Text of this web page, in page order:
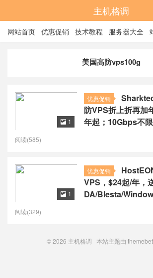
主机格调
网站首页 优惠促销 技术教程 服务器大全
美国高防vps100g
优惠促销
防VPS折上折再加
年起；10Gbps不
 1
阅读(585)
优惠促销
VPS，$24起/年，
DA/Blesta/
 1
阅读(329)
© 2026 主机格调 本站主题由